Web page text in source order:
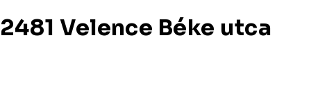
2481 Velence Béke utca